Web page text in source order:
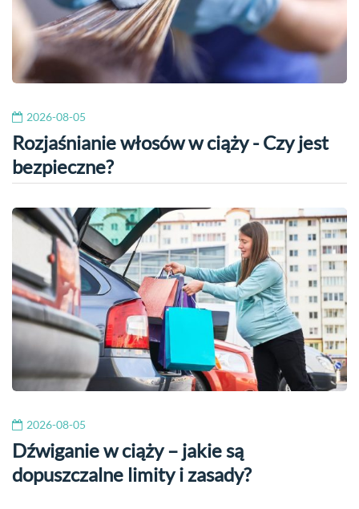
2026-08-05
Rozjaśnianie włosów w ciąży - Czy jest
bezpieczne?
2026-08-05
Dźwiganie w ciąży – jakie są
dopuszczalne limity i zasady?